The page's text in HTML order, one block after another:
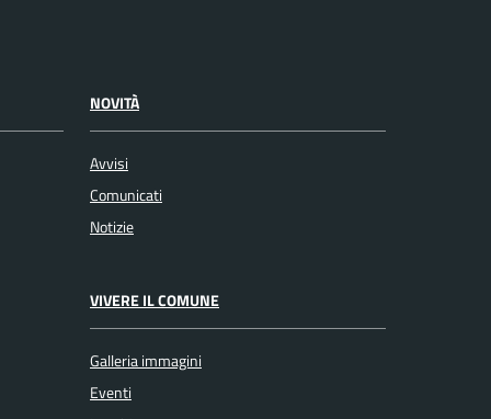
NOVITÀ
Avvisi
Comunicati
Notizie
VIVERE IL COMUNE
Galleria immagini
Eventi